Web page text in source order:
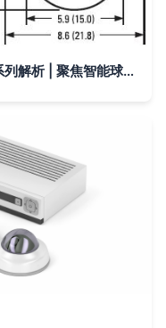
安防监控新选择 PELCO球机底盒系列解析 | 聚焦智能球机配件升级